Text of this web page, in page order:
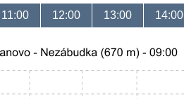
11:00 12:00 13:00 14:00